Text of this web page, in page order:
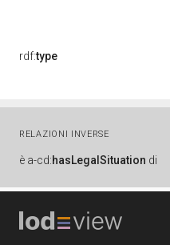
rdf:type
RELAZIONI INVERSE
è a-cd:hasLegalSituation di